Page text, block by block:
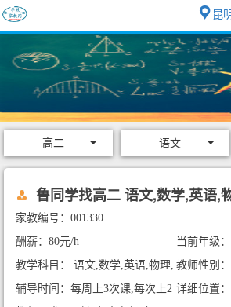
昆
高二 语文
鲁同学找高二 语文,数学,英语,
家教编号：001330
酬薪：80元/h
当前年级
教学科目： 语文,数学,英语,物理,
化学,生物
教师性别
辅导时间：每周上3次课,每次上2
小时
详细位置